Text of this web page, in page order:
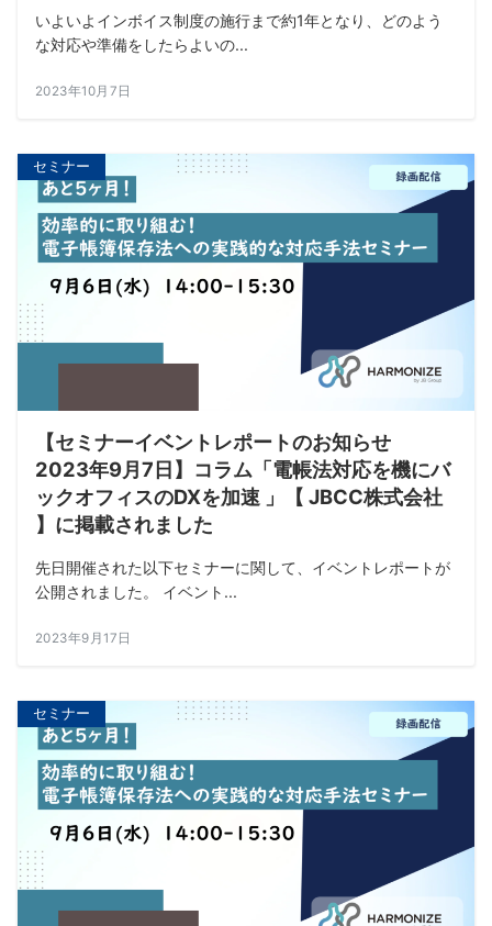
いよいよインボイス制度の施行まで約1年となり、どのよう
な対応や準備をしたらよいの...
2023年10月7日
セミナー
【セミナーイベントレポートのお知らせ
2023年9月7日】コラム「電帳法対応を機にバ
ックオフィスのDXを加速 」【 JBCC株式会社
】に掲載されました
先日開催された以下セミナーに関して、イベントレポートが
公開されました。 イベント...
2023年9月17日
セミナー